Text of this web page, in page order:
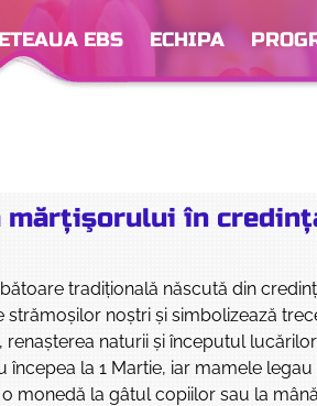
EBS ECHIPA
mărţişorului în
tradiţională născută din
strămoşilor noştri şi simbolizează
renaşterea naturii şi începutul
începea la 1 Martie, iar mamele
monedă la gâtul copiilor sau la